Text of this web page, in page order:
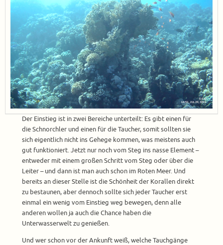
Der Einstieg ist in zwei Bereiche unterteilt: Es gibt einen für
die Schnorchler und einen für die Taucher, somit sollten sie
sich eigentlich nicht ins Gehege kommen, was meistens auch
gut funktioniert. Jetzt nur noch vom Steg ins nasse Element –
entweder mit einem großen Schritt vom Steg oder über die
Leiter – und dann ist man auch schon im Roten Meer. Und
bereits an dieser Stelle ist die Schönheit der Korallen direkt
zu bestaunen, aber dennoch sollte sich jeder Taucher erst
einmal ein wenig vom Einstieg weg bewegen, denn alle
anderen wollen ja auch die Chance haben die
Unterwasserwelt zu genießen.
Und wer schon vor der Ankunft weiß, welche Tauchgänge